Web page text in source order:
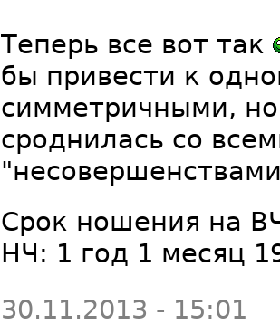
Теперь все вот так
бы привести к
симметричными,
сроднилась со
Срок ношения на
НЧ: 1 год 1 месяц
30.11.2013 - 15:01